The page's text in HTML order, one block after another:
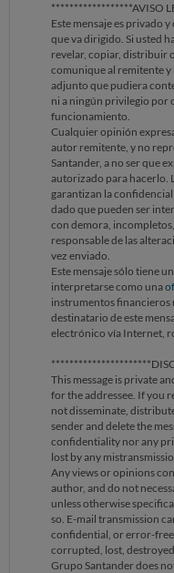
SOLICITO
Tengo todos los correos
telefonica grabadas , el
cuenta que será
de desisitimiento al que
desde la contratacion
******************AVISO
Este mensaje es privado
que va dirigido. Si usted
revelar, copiar, distribuir
comunique al remitente
adjunto que pudiera
ni a ningún privilegio por
funcionamiento.
Cualquier opinión
autor remitente, y no
Santander, a no ser que
autorizado para hacerlo.
garantizan la
dado que pueden ser
con demora,
responsable de las
vez enviado.
Este mensaje sólo tiene
interpretarse como una
instrumentos financieros
destinatario de este
electrónico vía Internet,
This message is private
for the addressee. If you
not disseminate,
sender and delete the
confidentiality nor any
lost by any
Any views or opinions
author, and do not
unless otherwise
so. E-mail transmission
confidential, or error-
corrupted, lost,
Grupo Santander does